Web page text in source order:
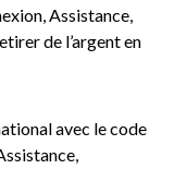
Assistance,
de l’argent en
avec le code